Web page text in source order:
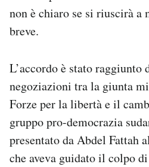
non è chiaro se si riuscirà a
breve.
L’accordo è stato raggiunto
negoziazioni tra la giunta
Forze per la libertà e il
gruppo pro-democrazia
presentato da Abdel Fattah
che aveva guidato il colpo